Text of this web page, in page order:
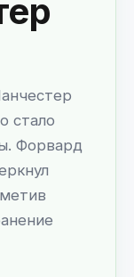
стало
Форвард